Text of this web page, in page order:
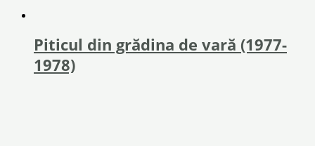
Piticul din grădina de vară (1977-
1978)